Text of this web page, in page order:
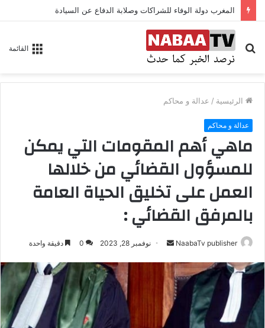
المغرب دولة الوفاء للشراكات وصلابة الدفاع عن السيادة
القائمة
بحث
عن
الرئيسية / عدالة و محاكم
عدالة و محاكم
ماهي أهم المقومات التي يمكن
للمسؤول القضائي من خلالها
العمل على تخليق الحياة العامة
بالمرفق القضائي :
NaabaTv publisher
س
ل
ب
نوفمبر 28, 2023 0 دقيقة واحدة